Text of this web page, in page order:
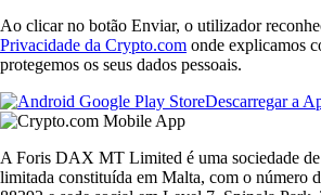
Ao clicar no botão Enviar, o utilizador
Privacidade da Crypto.com onde explicamos
protegemos os seus dados pessoais.
Descarregar a
A Foris DAX MT Limited é uma sociedade de
limitada constituída em Malta, com o número